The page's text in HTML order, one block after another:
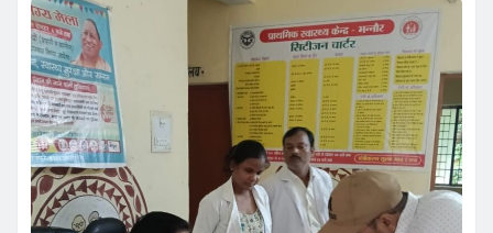
उत्तर प्रदेश
सीएमओ ने बरसठी, भन्नौर व जयगोपालगंज स्वास्थ्य केंद्रों
का किया औचक निरीक्षण, वायरल फीवर पर सतर्क रहने
के दिए निर्देश
Amanki Shaan News
Aug 6, 2026